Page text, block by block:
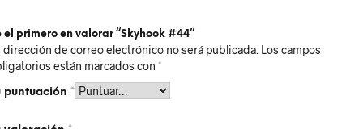
el primero en valorar “Skyhook #44”
dirección de correo electrónico no será publicada. Los campos
están marcados con *
puntuación *